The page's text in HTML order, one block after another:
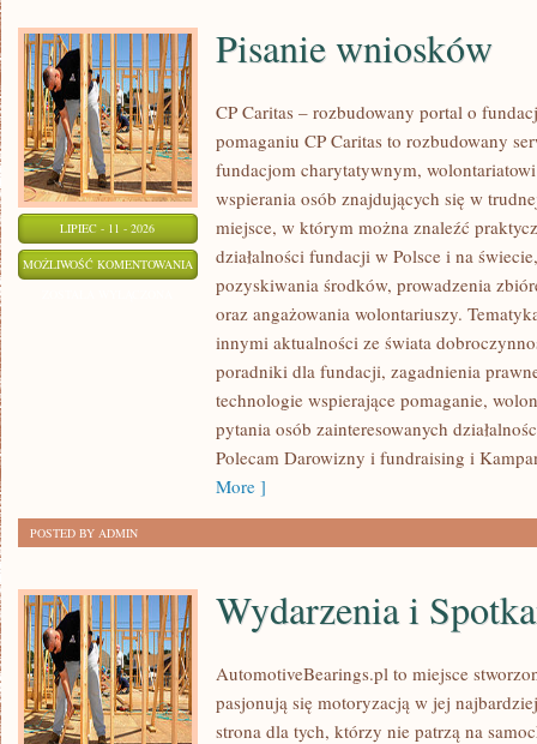
LIPIEC - 11 - 2026
MOŻLIWOŚĆ KOMENTOWANIA PISANIE
WNIOSKÓW
Pisanie wniosków
CP Caritas – rozbudowany portal o
pomaganiu CP Caritas to rozbudowany
fundacjom charytatywnym,
wspierania osób znajdujących się w
miejsce, w którym można znaleźć
działalności fundacji w Polsce i na
pozyskiwania środków, prowadzenia
oraz angażowania wolontariuszy.
innymi aktualności ze świata
poradniki dla fundacji, zagadnienia
technologie wspierające pomaganie,
pytania osób zainteresowanych
Polecam Darowizny i fundraising i
More ]
POSTED BY ADMIN
Wydarzenia i
AutomotiveBearings.pl to miejsce
pasjonują się motoryzacją w jej
strona dla tych, którzy nie patrzą na